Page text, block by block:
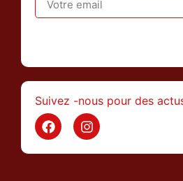
Suivez -nous pour des